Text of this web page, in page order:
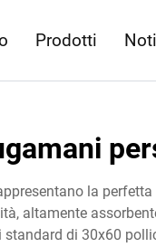
Prodotti
la
altamente
di 30x60